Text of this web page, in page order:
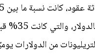
في أسواق
من الدولارات